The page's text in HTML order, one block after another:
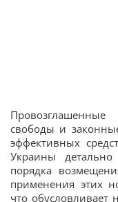
свободы и
эффективных
Украины детально
порядка
применения этих
что обусловливает